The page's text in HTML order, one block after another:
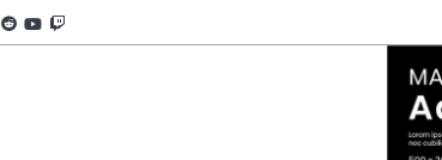
Instagram
RedditYouTube
Twitch